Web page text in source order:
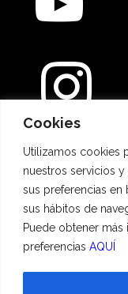
Cookies
Utilizamos cookies
nuestros servicios
sus preferencias en
sus hábitos de
Puede obtener
preferencias AQUÍ